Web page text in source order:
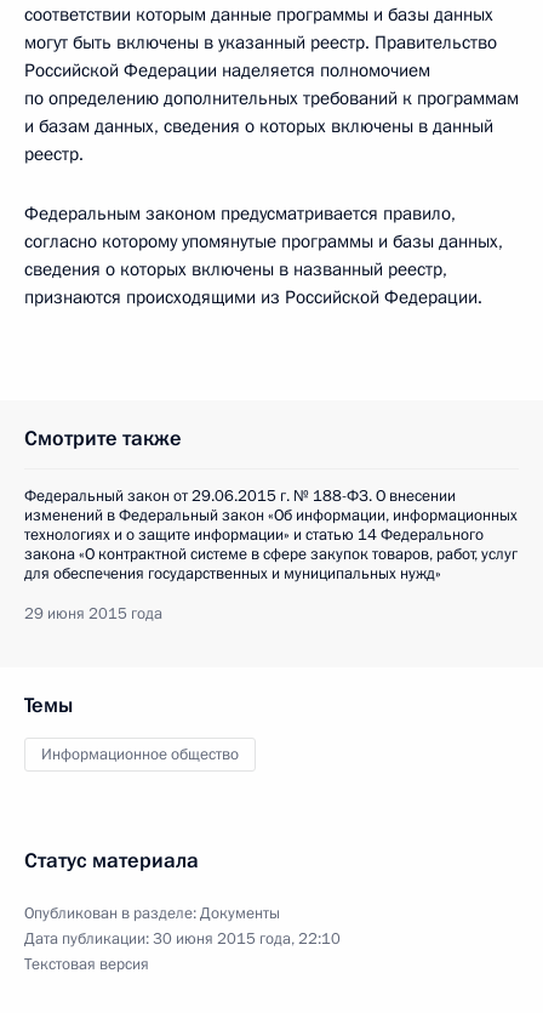
соответствии которым данные программы и базы данных
могут быть включены в указанный реестр. Правительство
Российской Федерации наделяется полномочием
по определению дополнительных требований к программам
и базам данных, сведения о которых включены в данный
реестр.
Федеральным законом предусматривается правило,
согласно которому упомянутые программы и базы данных,
сведения о которых включены в названный реестр,
признаются происходящими из Российской Федерации.
Смотрите также
Федеральный закон от 29.06.2015 г. № 188-ФЗ. О внесении
изменений в Федеральный закон «Об информации, информационных
технологиях и о защите информации» и статью 14 Федерального
закона «О контрактной системе в сфере закупок товаров, работ, услуг
для обеспечения государственных и муниципальных нужд»
29 июня 2015 года
Темы
Информационное общество
Статус материала
Опубликован в разделе:Документы
Дата публикации:30 июня 2015 года, 22:10
Текстовая версия